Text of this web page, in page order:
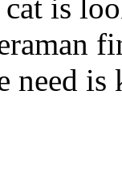
is
need